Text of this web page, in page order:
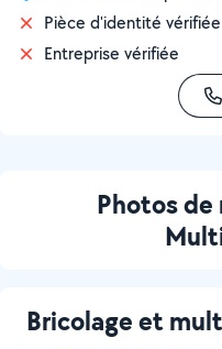
Pièce d'identité vérifiée
Entreprise vérifiée
Photos
Bricolage et